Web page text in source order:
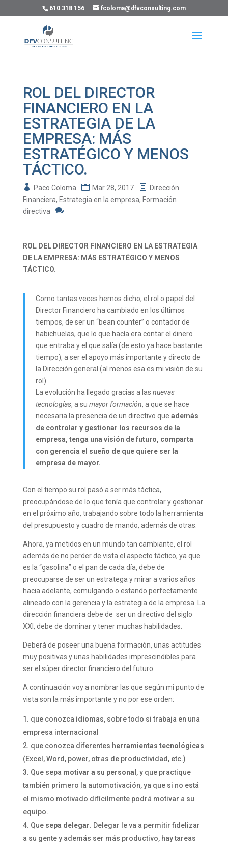
610 318 156 fcoloma@dfvconsulting.com
ROL DEL DIRECTOR
FINANCIERO EN LA
ESTRATEGIA DE LA
EMPRESA: MÁS
ESTRATÉGICO Y MENOS
TÁCTICO.
Paco Coloma Mar 28, 2017
Dirección
Financiera, Estrategia en la empresa, Formación
directiva
ROL DEL DIRECTOR FINANCIERO EN LA ESTRATEGIA
DE LA EMPRESA: MÁS ESTRATÉGICO Y MENOS
TÁCTICO.
Como tantas veces hemos dicho, el rol o papel del
Director Financiero ha cambiado en los últimos
tiempos, de ser un “bean counter” o contador de
habichuelas, que lo que hacía era contar el dinero
que entraba y el que salía (de esto ya hace bastante
tiempo), a ser el apoyo más importante y directo de
la Dirección general (al menos esa es mi visión de su
rol).
La evolución ha llegado gracias a las nuevas
tecnologías, a su mayor formación, a que se hace
necesaria la presencia de un directivo que además
de controlar y gestionar los recursos de la
empresa, tenga una visión de futuro, comparta
con gerencia el sueño de que quiere ser la
empresa de mayor.
Con el tiempo su rol pasó a ser más táctica,
preocupándose de lo que tenía que controlar y gestionar
en el próximo año, trabajando sobre todo la herramienta
del presupuesto y cuadro de mando, además de otras.
Ahora, ya metidos en un mundo tan cambiante, el rol
además de no perder de vista el aspecto táctico, ya que
es la “gasolina” o el pan de cada día, debe de
preocuparse de ser un estratega y mirar a varios años
hacia adelante, comulgando o estando perfectamente
alineado con la gerencia y la estrategia de la empresa. La
dirección financiera debe de ser un directivo del siglo
XXI, debe de dominar y tener muchas habilidades.
Deberá de poseer una buena formación, unas actitudes
muy positivas y unas habilidades imprescindibles para
ser el súper director financiero del futuro.
A continuación voy a nombrar las que según mi punto de
vista son la más importante y no por ese orden:
que conozca idiomas, sobre todo si trabaja en una
empresa internacional
que conozca diferentes herramientas tecnológicas
(Excel, Word, power, otras de productividad, etc.)
Que sepa motivar a su personal , y que practique
también primero la automotivación, ya que si no está
el mismo motivado difícilmente podrá motivar a su
equipo.
Que sepa delegar. Delegar le va a permitir fidelizar
a su gente y además ser más productivo, hay tareas